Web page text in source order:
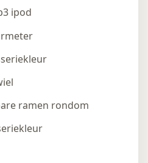
ipod
ramen rondom